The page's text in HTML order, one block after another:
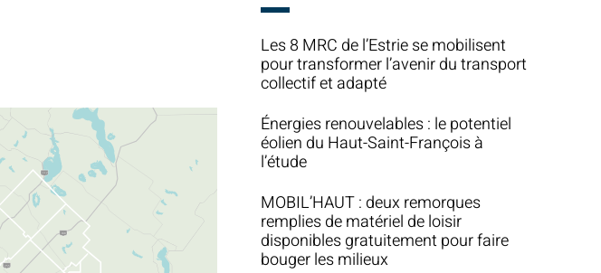
Les 8 MRC de l’Estrie se mobilisent
pour transformer l’avenir du transport
collectif et adapté
Énergies renouvelables : le potentiel
éolien du Haut-Saint-François à
l’étude
MOBIL’HAUT : deux remorques
remplies de matériel de loisir
disponibles gratuitement pour faire
bouger les milieux